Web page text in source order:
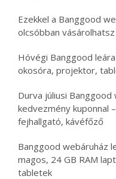
Ezekkel a Banggood
olcsóbban vásárolhatsz
Hóvégi Banggood
okosóra, projektor,
Durva júliusi
kedvezmény kuponnal
fejhallgató, kávéfőző
Banggood webáruház
magos, 24 GB RAM
tabletek